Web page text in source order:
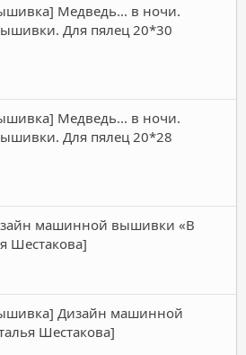
Медведь... в ночи.
Для пялец 20*30
Медведь... в ночи.
Для пялец 20*28
машинной вышивки «В
Шестакова]
Дизайн машинной
Шестакова]